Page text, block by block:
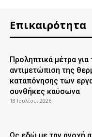
Επικαιρότητα
Προληπτικά μέτρα για
αντιμετώπιση της
καταπόνησης των
συνθήκες καύσωνα
18 Ιουλίου, 2026